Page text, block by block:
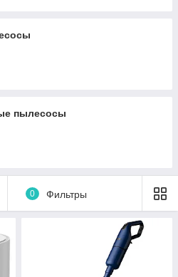
пылесосы
0 Фильтры